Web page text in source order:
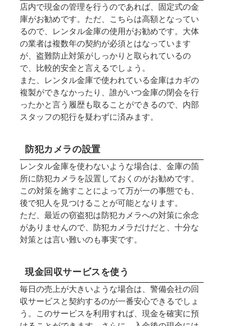
店内で現金の管理を行うのであれば、固定式の金
庫がお勧めです。ただ、こちらは高額となってい
るので、レンタル金庫の使用がお勧めです。大体
の業者は複数年の契約が必須とはなっています
が、盗難防止対策がしっかりと取られているの
で、比較的安全と言えるでしょう。
また、レンタル金庫で使われている金庫はカギの
複製ができなかったり、誰がいつ金庫の閉会を行
ったかと言う履歴も取ることができるので、内部
スタッフの犯行を疑わずに済みます。
防犯カメラの設置
レンタル金庫を使わないような場合は、金庫の箇
所に防犯カメラを設置しておくのがお勧めです。
この対策を施すことによって万が一の事態でも、
後で犯人を見つけることが可能となります。
ただ、最近の窃盗犯は防犯カメラへの対策に余念
がありませんので、防犯カメラだけだと、十分な
対策とは言い難いのも事実です。
現金回収サービスを使う
毎日の売上が大きいような場合は、警備会社の回
収サービスと契約するのが一番安心できるでしょ
う。このサービスを利用すれば、現金を確実に預